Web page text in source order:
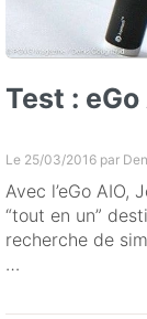
Test :
Le 25/03/2016 par
Avec l’eGo AIO,
“tout en un”
recherche de
…